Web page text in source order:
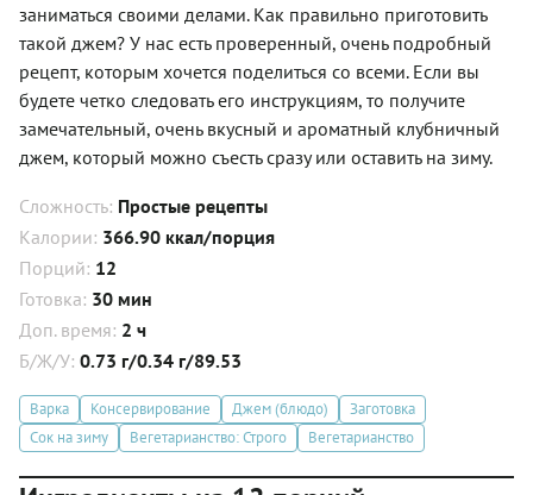
заниматься своими делами. Как правильно приготовить
такой джем? У нас есть проверенный, очень подробный
рецепт, которым хочется поделиться со всеми. Если вы
будете четко следовать его инструкциям, то получите
замечательный, очень вкусный и ароматный клубничный
джем, который можно съесть сразу или оставить на зиму.
Сложность: Простые рецепты
Калории: 366.90 ккал/порция
Порций: 12
Готовка: 30 мин
Доп. время: 2 ч
Б/Ж/У: 0.73 г/0.34 г/89.53
Варка Консервирование Джем (блюдо)
Заготовка
Сок на зиму
Вегетарианство: Строго Вегетарианство